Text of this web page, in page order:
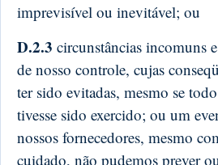
imprevisível ou inevitável; ou
D.2.3 circunstâncias incomuns
de nosso controle, cujas
ter sido evitadas, mesmo se
tivesse sido exercido; ou um
nossos fornecedores, mesmo
cuidado, não pudemos prever